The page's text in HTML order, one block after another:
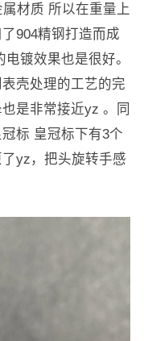
材质 所以在重量上
904精钢打造而成
镀效果也是很好。
壳处理的工艺的完
是非常接近yz 。同
标 皇冠标下有3个
yz，把头旋转手感